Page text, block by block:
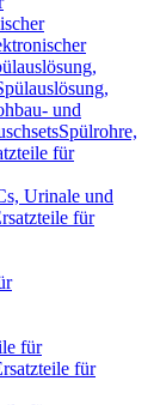
und
Spülrohre,
für
Urinale und
für
für
für